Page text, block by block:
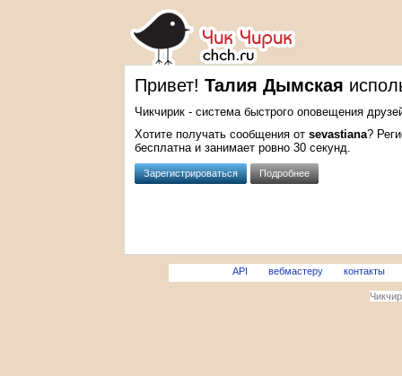
Привет! Талия Дымская
Чикчирик - система быстрого оповещения
Хотите получать сообщения от sevastiana?
бесплатна и занимает ровно 30 секунд.
Зарегистрироваться Подробнее
API вебмастеру контакты